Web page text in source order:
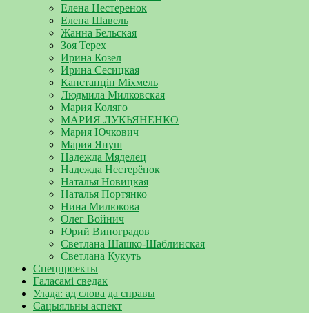
Елена Нестеренок
Елена Шавель
Жанна Бельская
Зоя Терех
Ирина Козел
Ирина Сесицкая
Канстанцін Міхмель
Людмила Милковская
Мария Коляго
МАРИЯ ЛУКЬЯНЕНКО
Мария Ючкович
Мария Януш
Надежда Мяделец
Надежда Нестерёнок
Наталья Новицкая
Наталья Портянко
Нина Милюкова
Олег Войнич
Юрий Виноградов
Светлана Шашко-Шаблинская
Светлана Кукуть
Спецпроекты
Галасамі сведак
Улада: ад слова да справы
Сацыяльны аспект